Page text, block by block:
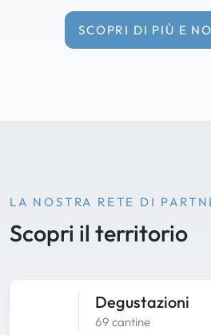
SCOPRI DI PIÙ E
LA NOSTRA RETE DI
Scopri il territorio
Degustazioni
69 cantine